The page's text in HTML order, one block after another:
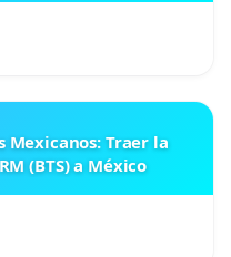
a las autoridades
su decisión de
universidad.
Mexicanos: Traer la
(BTS) a México